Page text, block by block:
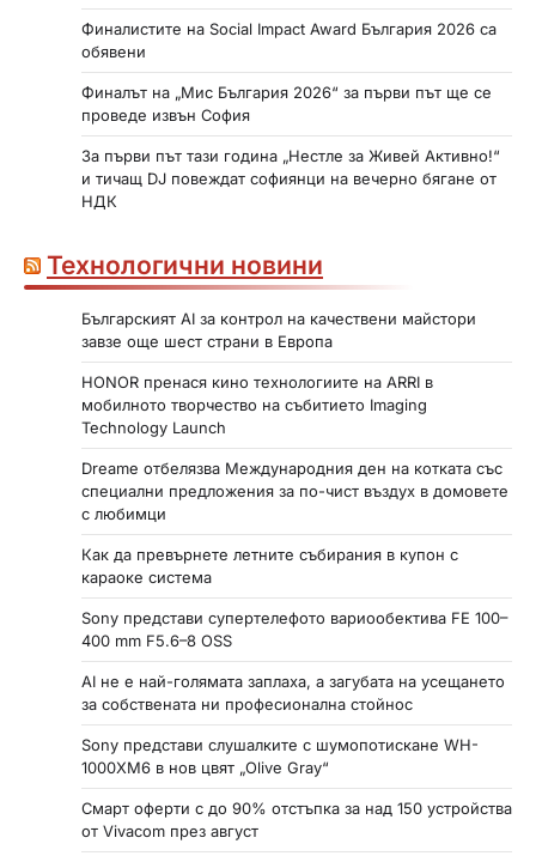
Финалистите на Social Impact Award България 2026 са
обявени
Финалът на „Мис България 2026“ за първи път ще се
проведе извън София
За първи път тази година „Нестле за Живей Активно!“
и тичащ DJ повеждат софиянци на вечерно бягане от
НДК
Технологични новини
Българският AI за контрол на качествени майстори
завзе още шест страни в Европа
HONOR пренася кино технологиите на ARRI в
мобилното творчество на събитието Imaging
Technology Launch
Dreame отбелязва Международния ден на котката със
специални предложения за по-чист въздух в домовете
с любимци
Как да превърнете летните събирания в купон с
караоке система
Sony представи супертелефото вариообектива FE 100–
400 mm F5.6–8 OSS
AI не е най-голямата заплаха, а загубата на усещането
за собствената ни професионална стойнос
Sony представи слушалките с шумопотискане WH-
1000XM6 в нов цвят „Olive Gray“
Смарт оферти с до 90% отстъпка за над 150 устройства
от Vivacom през август